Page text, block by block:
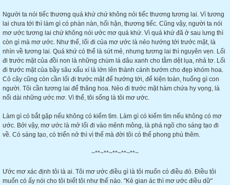
Người ta nói tiếc thương quá khứ chứ không nói tiếc thương tương lai. Vì tương
lai chưa tới thì làm gì có phàn nàn, hối hận, thương tiếc. Cũng vậy, người ta nói
mơ ước tương lai chứ không nói ước mơ quá khứ. Vì quá khứ đã ở sau lưng thì
còn gì mà mơ ước. Như thế, lối đi của mơ ước là nẻo hướng tới trước mặt, là
nhìn về tương lai. Quá khứ có thể là sứt mẻ, nhưng tương lai thì nguyên vẹn. Lối
đi trước mặt của đồi non là những chùm lá dâu xanh cho tằm dệt lụa, nhả tơ. Lối
đi trước mặt của bầy sâu xấu xí là lớn lên thành cánh bướm cho đẹp khóm hoa.
Cỏ cây cũng còn cần lối đi trước mặt để hướng tới, để kiện toàn, huống gì con
người. Tôi cần tương lai để thăng hoa. Nẻo đi trước mặt hàm chứa hy vọng, là
nối dài những ước mơ. Vì thế, tôi sống là tôi mơ ước.
Làm gì có bắt gặp nếu không có kiếm tìm. Làm gì có kiếm tìm nếu không có mơ
ước. Bởi vậy, mơ ước là mở lối đi vào mênh mông, là phá ngõ cho sáng tạo đi
về. Có sáng tạo, có triển nở thì vì thế mà đời tôi có thể phong phú thêm.
~**~**~**~**~**~
Ước mơ xác định tôi là ai. Tôi mơ ước điều gì là tôi muốn có điều đó. Điều tôi
muốn có ấy nói cho tôi biết tôi như thế nào. "Kẻ gian ác thì mơ ước điều dữ"